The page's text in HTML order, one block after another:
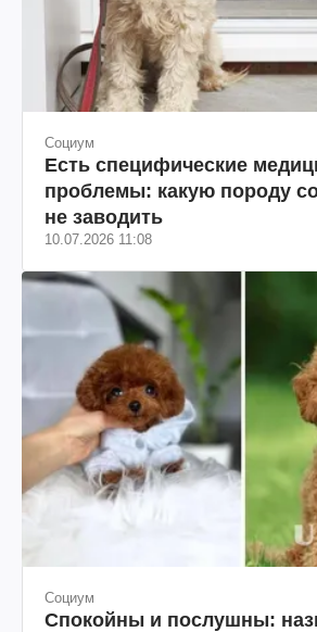
Социум
Есть специфические
проблемы: какую породу
не заводить
10.07.2026 11:08
Социум
Спокойны и послушны: